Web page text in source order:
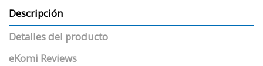
Descripción
Detalles del producto
eKomi Reviews